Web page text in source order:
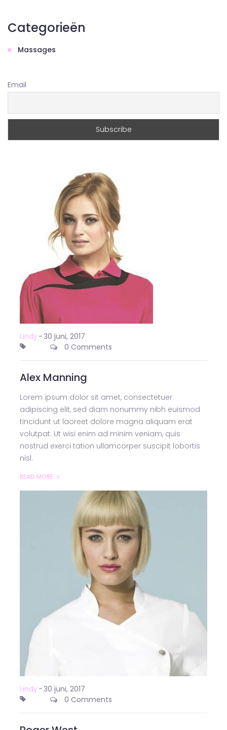
Categorieën
Massages
Email
Lindy-30 juni, 2017
0 Comments
Alex Manning
Lorem ipsum dolor sit amet, consectetuer
adipiscing elit, sed diam nonummy nibh euismod
tincidunt ut laoreet dolore magna aliquam erat
volutpat. Ut wisi enim ad minim veniam, quis
nostrud exerci tation ullamcorper suscipit lobortis
nisl.
READ MORE
Lindy-30 juni, 2017
0 Comments